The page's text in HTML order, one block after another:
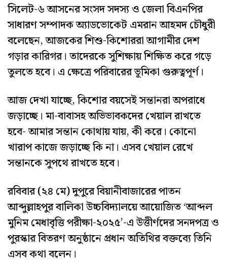
সিলেট-৬ আসনের সংসদ সদস্য ও জেলা বিএনপির
সাধারণ সম্পাদক অ্যাডভোকেট এমরান আহমদ চৌধুরী
বলেছেন, আজকের শিশু-কিশোররা আগামীর দেশ
গড়ার কারিগর। তাদেরকে সুশিক্ষায় শিক্ষিত করে গড়ে
তুলতে হবে। এ ক্ষেত্রে পরিবারের ভূমিকা গুরুত্বপূর্ণ।
আজ দেখা যাচ্ছে, কিশোর বয়সেই সন্তানরা অপরাধে
জড়াচ্ছে। মা-বাবাসহ অভিভাবকদের খেয়াল রাখতে
হবে- আমার সন্তান কোথায় যায়, কী করে। কোনো
খারাপ কাজে জড়াচ্ছে কি না। এসব খেয়াল রেখে
সন্তানকে সুপথে রাখতে হবে।
রবিবার (২৪ মে) দুপুরে বিয়ানীবাজারের পাতন
আব্দুল্লাহপুর বালিকা উচ্চবিদ্যালয়ে আয়োজিত ‘আব্দল
মুনিম মেধাবৃত্তি পরীক্ষা-২০২৫’-এ উত্তীর্ণদের সনদপত্র ও
পুরস্কার বিতরণ অনুষ্ঠানে প্রধান অতিথির বক্তব্যে তিনি
এসব কথা বলেন।